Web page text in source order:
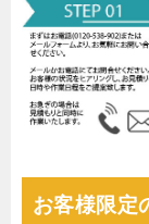
お客様限定